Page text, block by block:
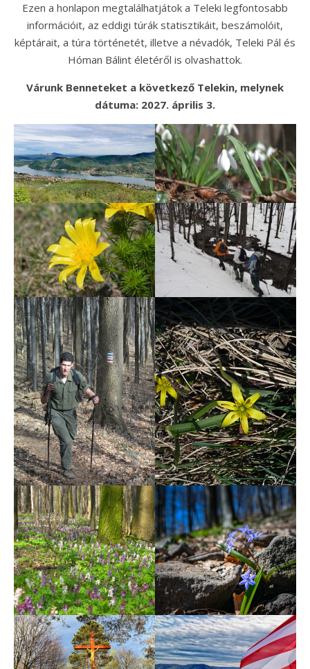
Ezen a honlapon megtalálhatjátok a Teleki legfontosabb
információit, az eddigi túrák statisztikáit, beszámolóit,
képtárait, a túra történetét, illetve a névadók, Teleki Pál és
Hóman Bálint életéről is olvashattok.
Várunk Benneteket a következő Telekin, melynek
dátuma: 2027. április 3.